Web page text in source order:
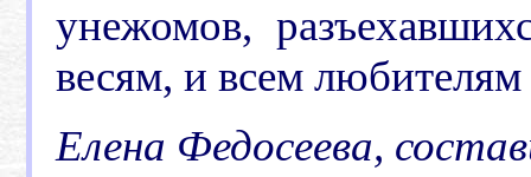
унежомов,
весям, и всем любителям
Елена Федосеева,